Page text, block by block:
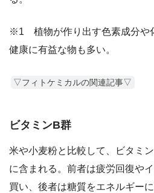
※1 植物が作り出す色素成分や
健康に有益な物も多い。
▽フィトケミカルの関連記事▽
ビタミンB群
米や小麦粉と比較して、ビタミ
に含まれる。前者は疲労回復や
買い、後者は糖質をエネルギー